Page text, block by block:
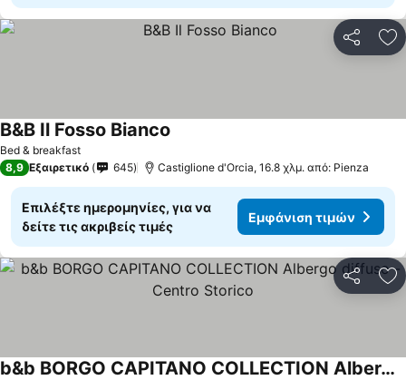
Bed & breakfast
B&B Il Fosso Bianco
8,9 Εξαιρετικό 645 Castiglione d'Orcia, 16.8 χλμ. από: Pienza
Επιλέξτε ημερομηνίες, για να
δείτε τις ακριβείς τιμές
Εμφάνιση τιμών
b&b BORGO CAPITANO COLLECTION Albergo diffuso - Centro Storico